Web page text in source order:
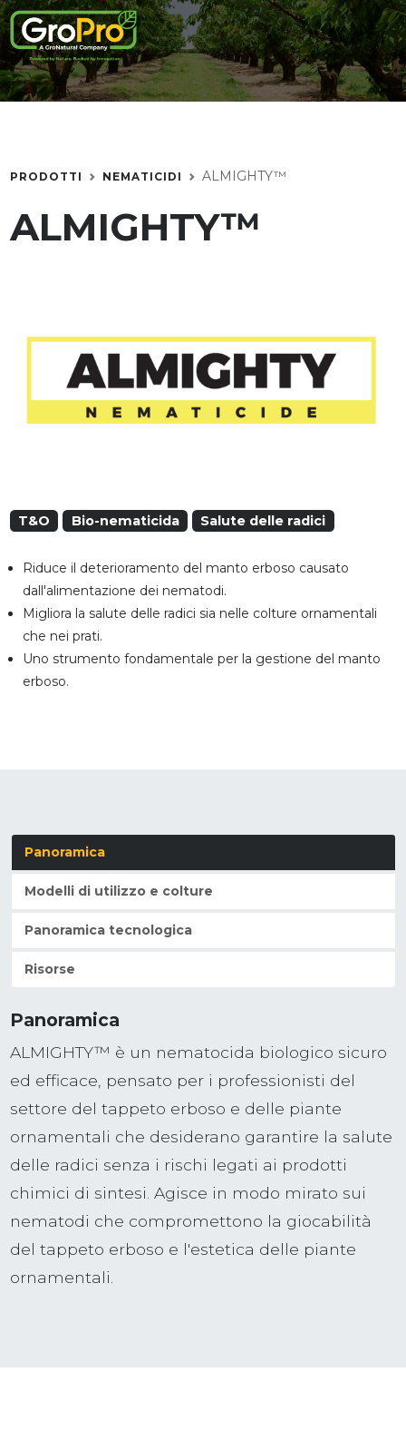
PRODOTTI NEMATICIDI ALMIGHTY™
ALMIGHTY™
T&O Bio-nematicida Salute delle radici
Riduce il deterioramento del manto erboso causato
dall'alimentazione dei nematodi.
Migliora la salute delle radici sia nelle colture ornamentali
che nei prati.
Uno strumento fondamentale per la gestione del manto
erboso.
Panoramica
Modelli di utilizzo e colture
Panoramica tecnologica
Risorse
Panoramica
ALMIGHTY™ è un nematocida biologico sicuro
ed efficace, pensato per i professionisti del
settore del tappeto erboso e delle piante
ornamentali che desiderano garantire la salute
delle radici senza i rischi legati ai prodotti
chimici di sintesi. Agisce in modo mirato sui
nematodi che compromettono la giocabilità
del tappeto erboso e l'estetica delle piante
ornamentali.